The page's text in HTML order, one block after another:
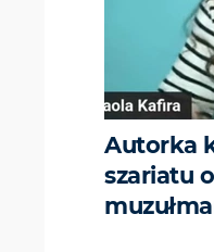
Autorka
szariatu